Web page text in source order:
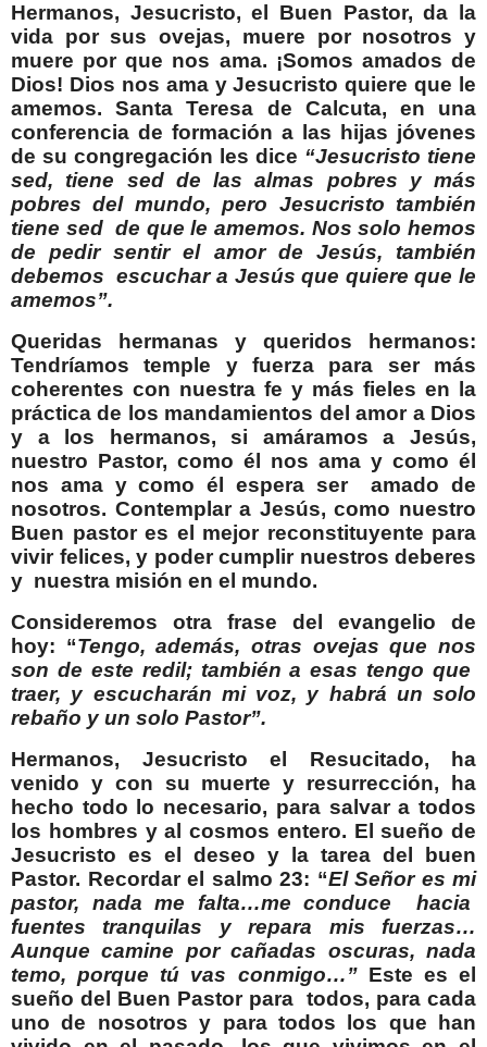
Hermanos, Jesucristo, el Buen Pastor, da la
vida por sus ovejas, muere por nosotros y
muere por que nos ama. ¡Somos amados de
Dios! Dios nos ama y Jesucristo quiere que le
amemos. Santa Teresa de Calcuta, en una
conferencia de formación a las hijas jóvenes
de su congregación les dice “Jesucristo tiene
sed, tiene sed de las almas pobres y más
pobres del mundo, pero Jesucristo también
tiene sed de que le amemos. Nos solo hemos
de pedir sentir el amor de Jesús, también
debemos escuchar a Jesús que quiere que le
amemos”.
Queridas hermanas y queridos hermanos:
Tendríamos temple y fuerza para ser más
coherentes con nuestra fe y más fieles en la
práctica de los mandamientos del amor a Dios
y a los hermanos, si amáramos a Jesús,
nuestro Pastor, como él nos ama y como él
nos ama y como él espera ser
amado de
nosotros. Contemplar a Jesús, como nuestro
Buen pastor es el mejor reconstituyente para
vivir felices, y poder cumplir nuestros deberes
y nuestra misión en el mundo.
Consideremos otra frase del evangelio de
hoy: “Tengo, además, otras ovejas que nos
son de este redil; también a esas tengo que
traer, y escucharán mi voz, y habrá un solo
rebaño y un solo Pastor”.
Hermanos, Jesucristo el Resucitado, ha
venido y con su muerte y resurrección, ha
hecho todo lo necesario, para salvar a todos
los hombres y al cosmos entero. El sueño de
Jesucristo es el deseo y la tarea del buen
Pastor. Recordar el salmo 23: “El Señor es mi
pastor, nada me falta…me conduce
hacia
fuentes tranquilas y repara mis fuerzas…
Aunque camine por cañadas oscuras, nada
temo, porque tú vas conmigo…”Este es el
sueño del Buen Pastor para todos, para cada
uno de nosotros y para todos los que han